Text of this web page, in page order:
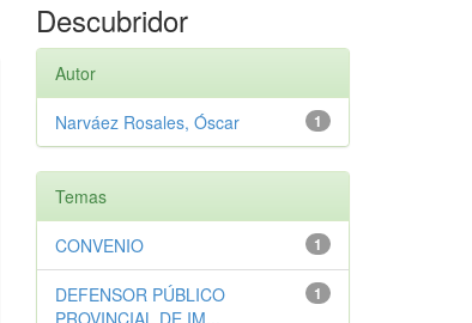
Descubridor
Autor
1
Narváez Rosales, Óscar
Temas
1
CONVENIO
1
DEFENSOR PÚBLICO
PROVINCIAL DE IM...